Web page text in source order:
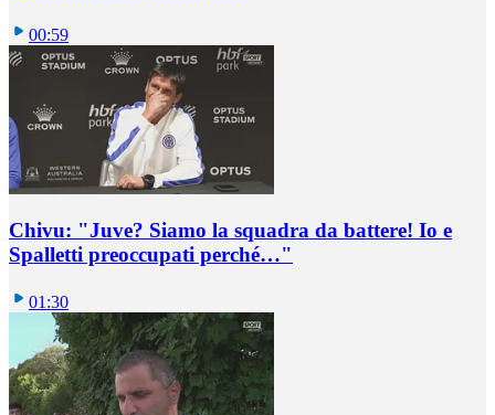
00:59
Chivu: "Juve? Siamo la squadra da battere! Io e
Spalletti preoccupati perché…"
01:30